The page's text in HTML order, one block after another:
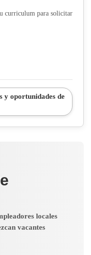
curriculum para solicitar
y oportunidades de
locales
vacantes